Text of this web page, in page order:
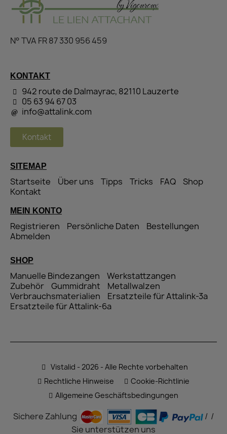
N° TVA FR 87 330 956 459
KONTAKT
942 route de Dalmayrac, 82110 Lauzerte
05 63 94 67 03
info@attalink.com
Kontakt
SITEMAP
Startseite Über uns Tipps Tricks FAQ
Shop
Kontakt
MEIN KONTO
Registrieren Persönliche Daten
Bestellungen
Abmelden
SHOP
Manuelle Bindezangen
Werkstattzangen
Zubehör
Gummidraht
Metallwalzen
Verbrauchsmaterialien
Ersatzteile für Attalink-3a
Ersatzteile für Attalink-6a
Vistalid - 2026 - Alle Rechte vorbehalten
Rechtliche Hinweise
Cookie-Richtlinie
Allgemeine Geschäftsbedingungen
Sichere Zahlung
/ /
Sie unterstützen uns